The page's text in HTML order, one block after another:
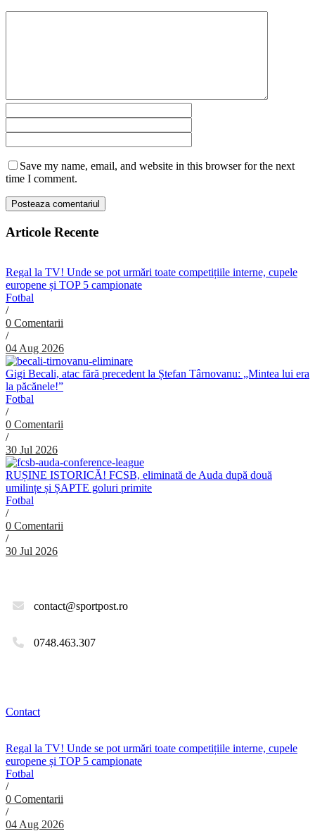
Save my name, email, and website in this browser for the next
time I comment.
Articole Recente
Regal la TV! Unde se pot urmări toate competițiile interne, cupele
europene și TOP 5 campionate
Fotbal
/
0 Comentarii
/
04 Aug 2026
Gigi Becali, atac fără precedent la Ștefan Târnovanu: „Mintea lui era
la păcănele!”
Fotbal
/
0 Comentarii
/
30 Jul 2026
RUȘINE ISTORICĂ! FCSB, eliminată de Auda după două
umilințe și ȘAPTE goluri primite
Fotbal
/
0 Comentarii
/
30 Jul 2026
contact@sportpost.ro
0748.463.307
Contact
Regal la TV! Unde se pot urmări toate competițiile interne, cupele
europene și TOP 5 campionate
Fotbal
/
0 Comentarii
/
04 Aug 2026